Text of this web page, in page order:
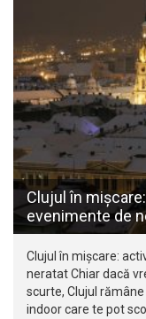
Clujul în
evenimente de
Clujul în mișcare:
neratat Chiar dacă
scurte, Clujul
indoor care te pot